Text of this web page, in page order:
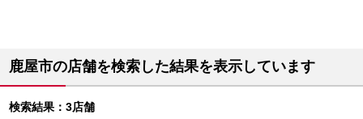
鹿屋市の店舗を検索した結果を表示しています
検索結果：3店舗